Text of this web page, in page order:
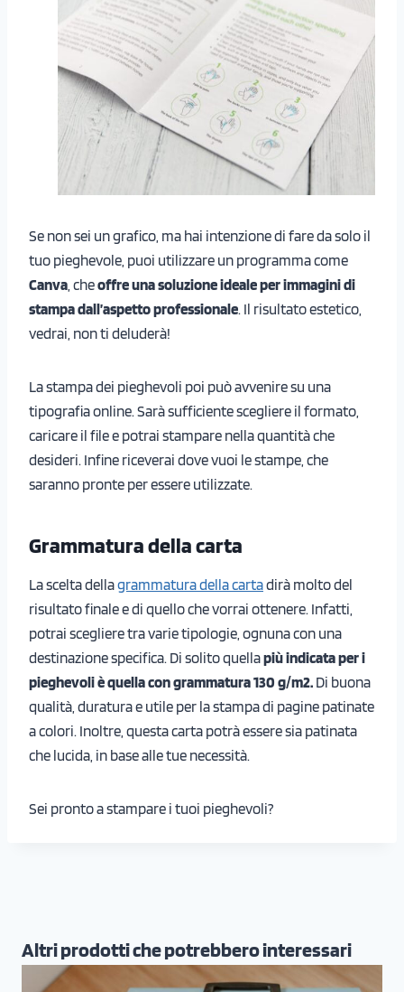
Se non sei un grafico, ma hai intenzione di fare da solo il
tuo pieghevole, puoi utilizzare un programma come
Canva , cheoffre una soluzione ideale per immagini di
stampa dall’aspetto professionale. Il risultato estetico,
vedrai, non ti deluderà!
La stampa dei pieghevoli poi può avvenire su una
tipografia online. Sarà sufficiente scegliere il formato,
caricare il file e potrai stampare nella quantità che
desideri. Infine riceverai dove vuoi le stampe, che
saranno pronte per essere utilizzate.
Grammatura della carta
La scelta dellagrammatura della cartadirà molto del
risultato finale e di quello che vorrai ottenere. Infatti,
potrai scegliere tra varie tipologie, ognuna con una
destinazione specifica. Di solito quellapiù indicata per i
pieghevoli è quella con grammatura 130 g/m2. Di buona
qualità, duratura e utile per la stampa di pagine patinate
a colori. Inoltre, questa carta potrà essere sia patinata
che lucida, in base alle tue necessità.
Sei pronto a stampare i tuoi pieghevoli?
Altri prodotti che potrebbero interessari